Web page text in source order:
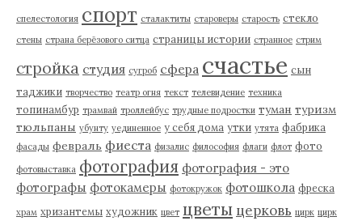
спелестология спорт сталактиты староверы старость стекло
стены страна берёзового ситца страницы истории странное стрим
стройка студия сугроб сфера счастье сын
таджики творчество театр огня текст телевидение техника
топинамбур трамвай троллейбус трудные подростки туман туризм
тюльпаны убунту уединенное у себя дома утки утята фабрика
фасады февраль фиеста физалис философия флаги флот фото
фотовыставка фотография фотография - это
фотографы фотокамеры фотокружок фотошкола фреска
храм хризантемы художник цвет цветы церковь цирк цирк